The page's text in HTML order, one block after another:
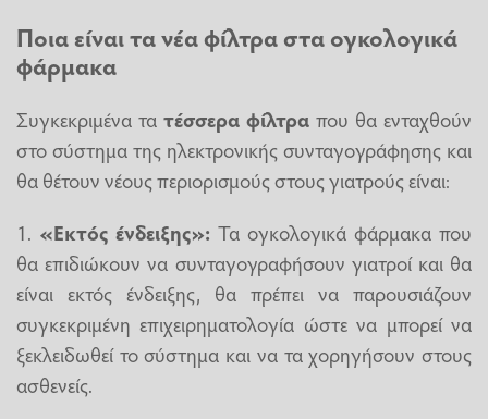
Ποια είναι τα νέα φίλτρα στα ογκολογικά
φάρμακα
Συγκεκριμένα τα τέσσερα φίλτρα που θα ενταχθούν
στο σύστημα της ηλεκτρονικής συνταγογράφησης και
θα θέτουν νέους περιορισμούς στους γιατρούς είναι:
1. «Εκτός ένδειξης»: Τα ογκολογικά φάρμακα που
θα επιδιώκουν να συνταγογραφήσουν γιατροί και θα
είναι εκτός ένδειξης, θα πρέπει να παρουσιάζουν
συγκεκριμένη επιχειρηματολογία ώστε να μπορεί να
ξεκλειδωθεί το σύστημα και να τα χορηγήσουν στους
ασθενείς.